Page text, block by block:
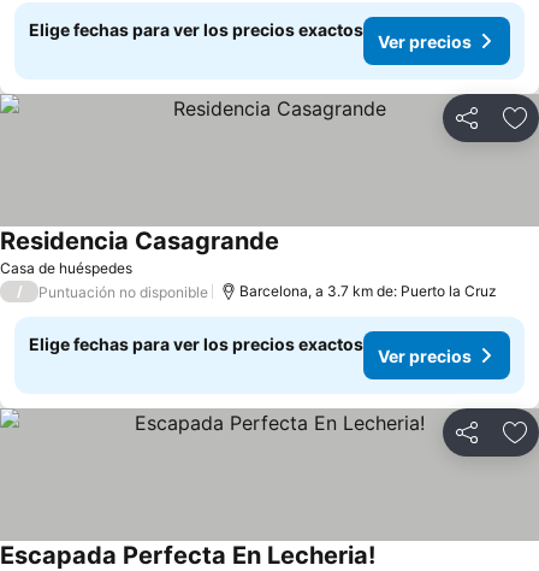
Elige fechas para ver los precios exactos
Ver precios
Compartir
Casa de huéspedes
Residencia Casagrande
/ Puntuación no disponible Barcelona, a 3.7 km de: Puerto la Cruz
Elige fechas para ver los precios exactos
Ver precios
Compartir
Escapada Perfecta En Lecheria!